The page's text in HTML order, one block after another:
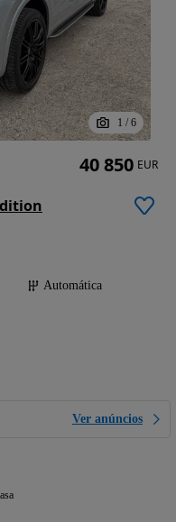
1 / 6
Automática
Ver anúncios
40 850 EUR